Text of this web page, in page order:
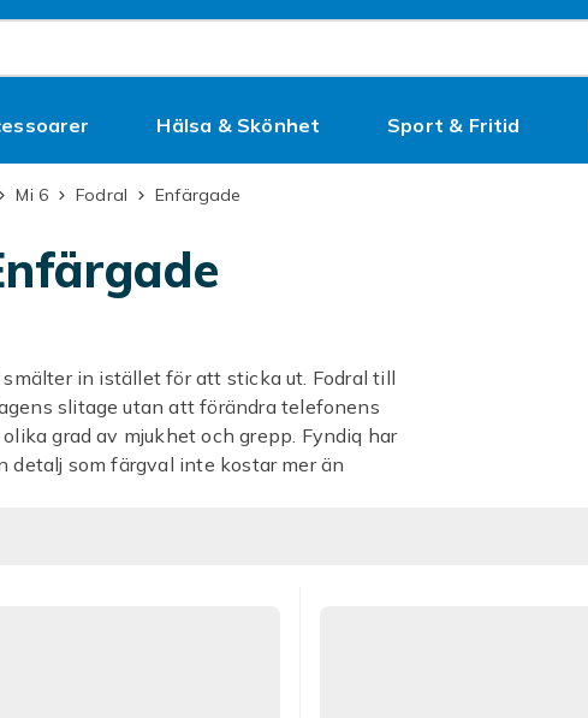
Hälsa & Skönhet Sport & Fritid
Mi 6 Fodral Enfärgade
in istället för att sticka ut. Fodral till
slitage utan att förändra telefonens
grad av mjukhet och grepp. Fyndiq har
detalj som färgval inte kostar mer än